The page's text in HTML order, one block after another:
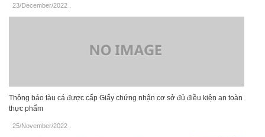
23/December/2022
Thông báo tàu cá được cấp Giấy chứng nhận cơ sở đủ điều kiện an toàn
thực phẩm
25/November/2022